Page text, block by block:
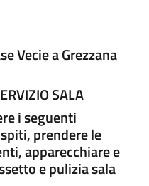
Vecie a Grezzana
SALA
i seguenti
prendere le
apparecchiare e
e pulizia sala